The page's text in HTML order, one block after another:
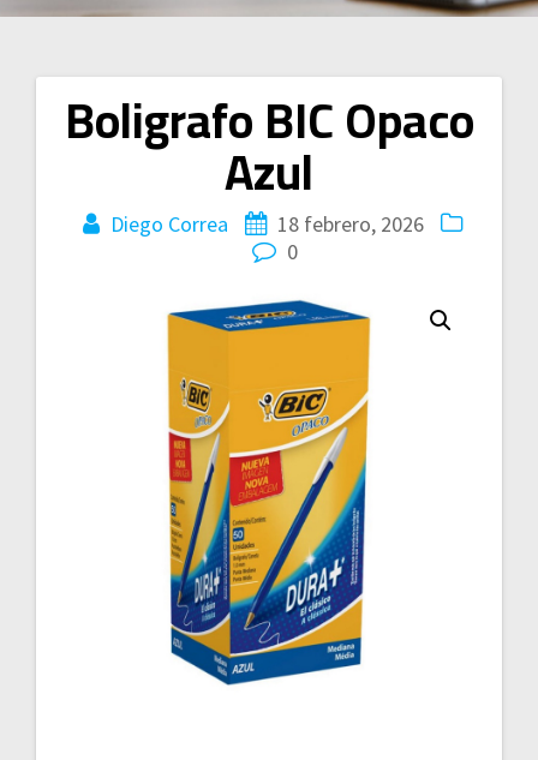
Boligrafo BIC Opaco
Azul
Diego Correa
18 febrero, 2026
0
Navegación
entradas